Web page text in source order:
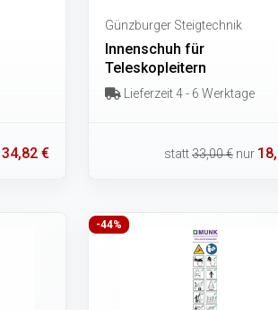
34,82 €
Günzburger Steigtechnik
Innenschuh für
Teleskopleitern
Lieferzeit 4 - 6 Werktage
statt33,00 € nur
-44%